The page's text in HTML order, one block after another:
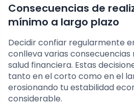
Consecuencias de
mínimo a largo plazo
Decidir confiar regularmente
conlleva varias
salud financiera. Estas
tanto en el corto como en el
erosionando tu estabilidad
considerable.